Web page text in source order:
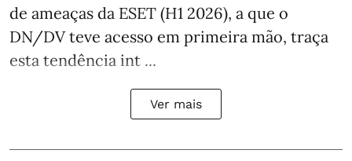
de ameaças da ESET (H1 2026), a que o
DN/DV teve acesso em primeira mão, traça
esta tendência int ...
Ver mais